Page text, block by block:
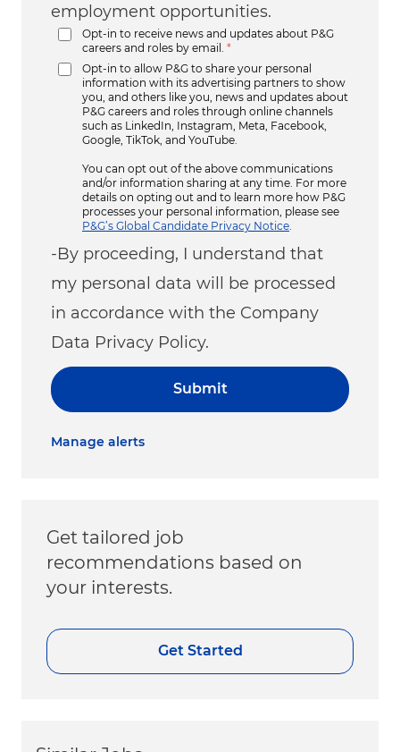
employment opportunities.
Opt-in to receive news and updates about P&G
careers and roles by email.
*
Opt-in to allow P&G to share your personal
information with its advertising partners to show
you, and others like you, news and updates about
P&G careers and roles through online channels
such as LinkedIn, Instagram, Meta, Facebook,
Google, TikTok, and YouTube.
You can opt out of the above communications
and/or information sharing at any time. For more
details on opting out and to learn more how P&G
processes your personal information, please see
P&G’s Global Candidate Privacy Notice
-By proceeding, I understand that
my personal data will be processed
in accordance with the Company
Data Privacy Policy.
Submit
Manage alerts
Get tailored job
recommendations based on
your interests.
Get Started